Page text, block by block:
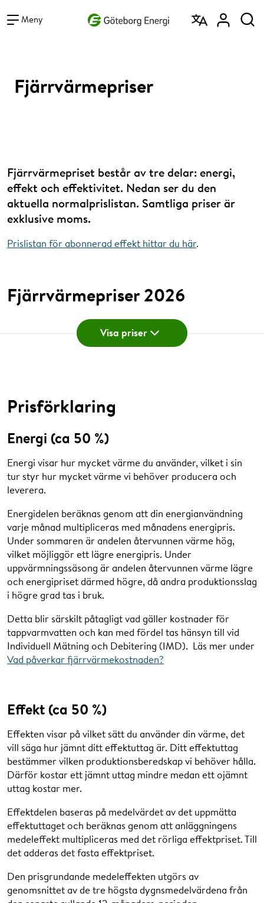
Meny
Fjärrvärmepriser
Fjärrvärmepriset består av tre delar: energi,
effekt och effektivitet. Nedan ser du den
aktuella normalprislistan. Samtliga priser är
exklusive moms.
Prislistan för abonnerad effekt hittar du här.
Fjärrvärmepriser 2026
Läs mer.
Månad Energipris (kr/MWh)
Januari 531
Februari
Mars 497
April 333
Maj 249
Juni
Juli 46
Augusti 57
Oktober 360
November 422
December 531
Effekt
Effektkomponenten beror på din
tredygnsmedeleffekt, vilken motsvaras av
Visa priser
Prisförklaring
Energi (ca 50 %)
Energi visar hur mycket värme du använder, vilket i sin
tur styr hur mycket värme vi behöver producera och
leverera.
Energidelen beräknas genom att din energianvändning
varje månad multipliceras med månadens energipris.
Under sommaren är andelen återvunnen värme hög,
vilket möjliggör ett lägre energipris. Under
uppvärmningssäsong är andelen återvunnen värme lägre
och energipriset därmed högre, då andra produktionsslag
i högre grad tas i bruk.
Detta blir särskilt påtagligt vad gäller kostnader för
tappvarmvatten och kan med fördel tas hänsyn till vid
Individuell Mätning och Debitering (IMD). Läs mer under
Vad påverkar fjärrvärmekostnaden?
Effekt (ca 50 %)
Effekten visar på vilket sätt du använder din värme, det
vill säga hur jämnt ditt effektuttag är. Ditt effektuttag
bestämmer vilken produktionsberedskap vi behöver hålla.
Därför kostar ett jämnt uttag mindre medan ett ojämnt
uttag kostar mer.
Effektdelen baseras på medelvärdet av det uppmätta
effektuttaget och beräknas genom att anläggningens
medeleffekt multipliceras med det rörliga effektpriset. Till
det adderas det fasta effektpriset.
Den prisgrundande medeleffekten utgörs av
genomsnittet av de tre högsta dygnsmedelvärdena från